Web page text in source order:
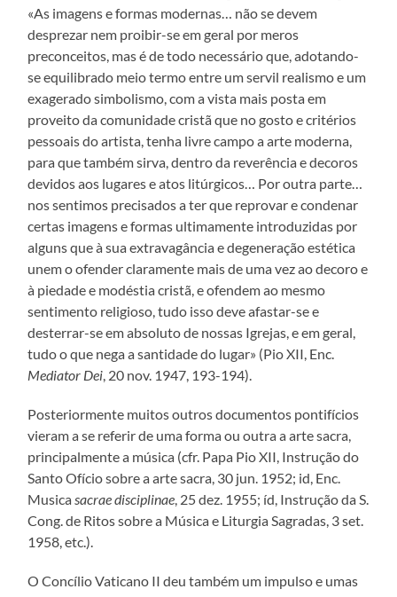
«As imagens e formas modernas… não se devem
desprezar nem proibir-se em geral por meros
preconceitos, mas é de todo necessário que, adotando-
se equilibrado meio termo entre um servil realismo e um
exagerado simbolismo, com a vista mais posta em
proveito da comunidade cristã que no gosto e critérios
pessoais do artista, tenha livre campo a arte moderna,
para que também sirva, dentro da reverência e decoros
devidos aos lugares e atos litúrgicos… Por outra parte…
nos sentimos precisados a ter que reprovar e condenar
certas imagens e formas ultimamente introduzidas por
alguns que à sua extravagância e degeneração estética
unem o ofender claramente mais de uma vez ao decoro e
à piedade e modéstia cristã, e ofendem ao mesmo
sentimento religioso, tudo isso deve afastar-se e
desterrar-se em absoluto de nossas Igrejas, e em geral,
tudo o que nega a santidade do lugar» (Pio XII, Enc.
Mediator Dei , 20 nov. 1947, 193-194).
Posteriormente muitos outros documentos pontifícios
vieram a se referir de uma forma ou outra a arte sacra,
principalmente a música (cfr. Papa Pio XII, Instrução do
Santo Ofício sobre a arte sacra, 30 jun. 1952; id, Enc.
Musica sacrae disciplinae , 25 dez. 1955; íd, Instrução da S.
Cong. de Ritos sobre a Música e Liturgia Sagradas, 3 set.
1958, etc.).
O Concílio Vaticano II deu também um impulso e umas